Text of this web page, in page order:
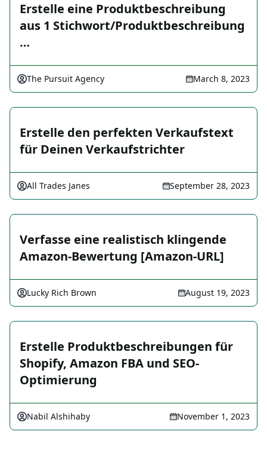
Erstelle eine Produktbeschreibung
aus 1 Stichwort/Produktbeschreibung
…
The Pursuit Agency March 8, 2023
Erstelle den perfekten Verkaufstext
für Deinen Verkaufstrichter
All Trades Janes September 28, 2023
Verfasse eine realistisch klingende
Amazon-Bewertung [Amazon-URL]
Lucky Rich Brown August 19, 2023
Erstelle Produktbeschreibungen für
Shopify, Amazon FBA und SEO-
Optimierung
Nabil Alshihaby November 1, 2023